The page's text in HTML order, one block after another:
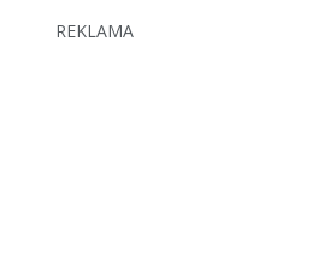
REKLAMA